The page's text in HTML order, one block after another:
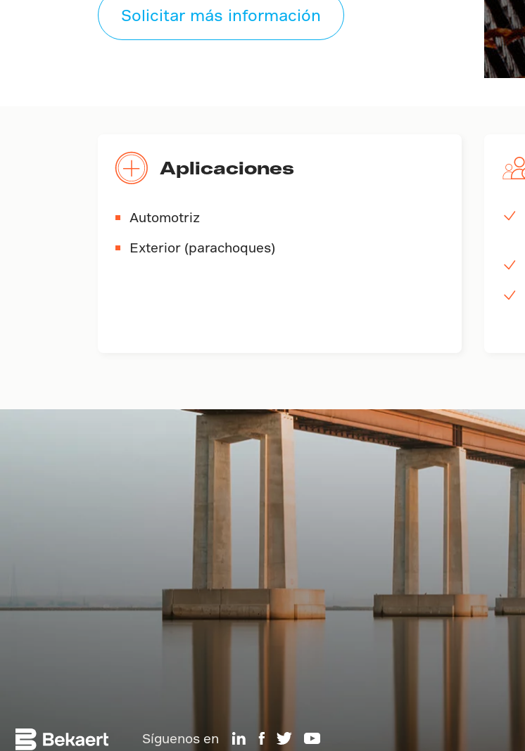
Solicitar más información
Aplicaciones
Automotriz
Exterior (parachoques)
Síguenos en